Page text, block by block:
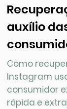
auxílio
Como
Instagram
consumidor
rápida e